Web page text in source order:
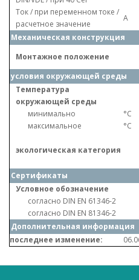
Ток / при переменном токе /
расчетное значение
A
Механическая конструкция
Монтажное положение
условия окружающей среды
Температура
окружающей среды
минимально
°C
максимальное
°C
экологическая категория
Сертификаты
Условное обозначение
согласно DIN EN 61346-2
согласно DIN EN 81346-2
Дополнительная информация
последнее изменение: